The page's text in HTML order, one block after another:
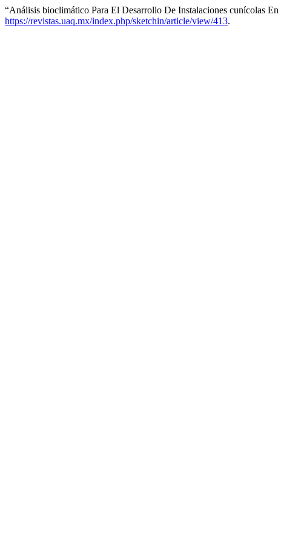
“Análisis bioclimático Para El Desarrollo De Instalaciones cunícolas
https://revistas.uaq.mx/index.php/sketchin/article/view/413.